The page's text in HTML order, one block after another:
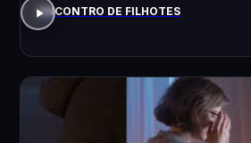
ENCONTRO DE FILHOTES